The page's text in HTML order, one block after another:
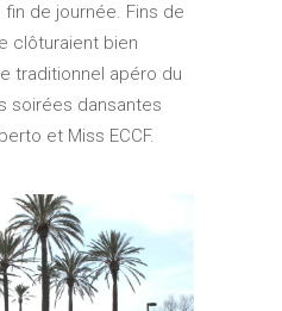
de journée. Fins de
clôturaient bien
traditionnel apéro du
soirées dansantes
et Miss ECCF.